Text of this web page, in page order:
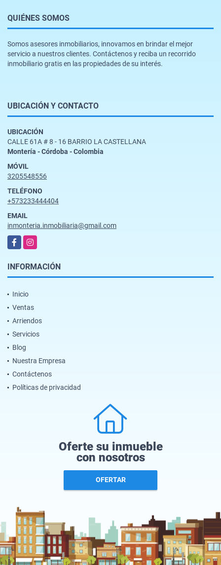
QUIÉNES SOMOS
Somos asesores inmobiliarios, innovamos en brindar el mejor
servicio a nuestros clientes. Contáctenos y reciba un recorrido
inmobiliario gratis en las propiedades de su interés.
UBICACIÓN Y CONTACTO
UBICACIÓN
CALLE 61A # 8 - 16 BARRIO LA CASTELLANA
Montería - Córdoba - Colombia
MÓVIL
3205548556
TELÉFONO
+573233444404
EMAIL
inmonteria.inmobiliaria@gmail.com
FacebookInstagram
INFORMACIÓN
Inicio
Ventas
Arriendos
Servicios
Blog
Nuestra Empresa
Contáctenos
Políticas de privacidad
Oferte su inmueble
con nosotros
OFERTAR